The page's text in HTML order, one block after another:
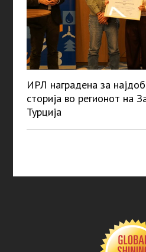
ИРЛ наградена за
сторија во регионот на
Турција